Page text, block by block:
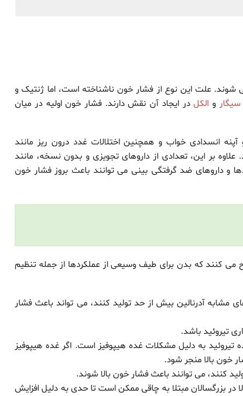
شوند. علت این نوع از فشار خون ناشناخته است، اما ژنتیک و
سیگار و الکلدر ایجاد آن نقش دارند. فشار خون اولیه در میان
انسدادی خواب و همچنین اختلالات غدد درون ریز مانند
بر این، تعدادی از داروهای تجویزی و بدون نسخه، مانند
و داروهای ضد گرفتگی بینی می توانند باعث بروز فشار خون
کنند که بدن برای طیف وسیعی از عملکردها از جمله تنظیم
مشابه آدرنالین بیش از حد تولید کنند، می تواند باعث فشار
تیروئید باشد.
به دلیل مشکلات غده هیپوفیز است. اگر غده هیپوفیز
خون بالا منجر شود.
کنند، می توانند باعث فشار خون بالا شوند.
در بزرگسالان مبتلا به چاقی ممکن است تا حدی به دلیل افزایش